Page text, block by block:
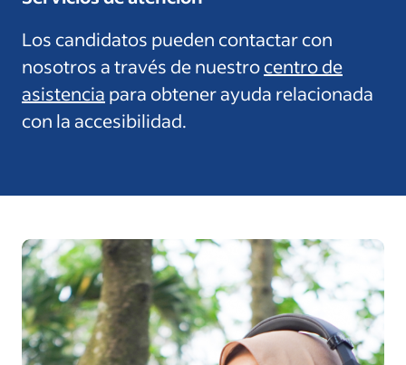
Los candidatos pueden contactar con
nosotros a través de nuestrocentro de
asistencia para obtener ayuda relacionada
con la accesibilidad.